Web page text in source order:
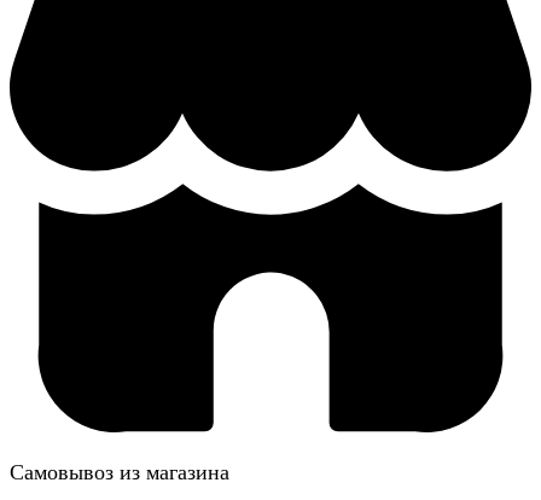
Самовывоз из магазина